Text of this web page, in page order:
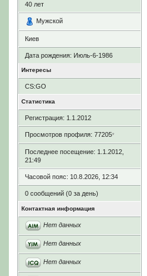
40 лет
Мужской
Киев
Дата рождения: Июль-6-1986
Интересы
CS:GO
Статистика
Регистрация: 1.1.2012
Просмотров профиля: 77205*
Последнее посещение: 1.1.2012,
21:49
Часовой пояс: 10.8.2026, 12:34
0 сообщений (0 за день)
Контактная информация
Нет данных
Нет данных
Нет данных